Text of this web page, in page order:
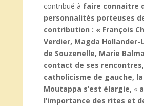
contribué à faire connaitre
personnalités porteuses
contribution : « François
Verdier, Magda Hollander-
de Souzenelle, Marie
contact de ses rencontres,
catholicisme de gauche, la
Moutappa s’est élargie, «
l’importance des rites et